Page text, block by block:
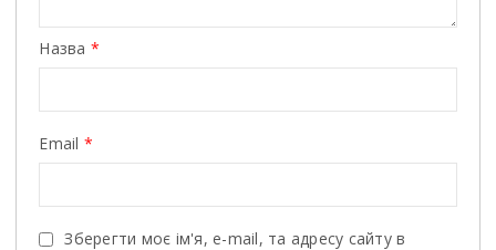
Назва *
Email *
Зберегти моє ім'я, e-mail, та адресу сайту в